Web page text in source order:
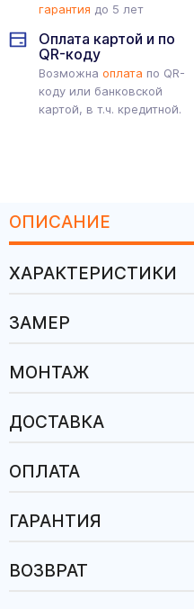
гарантия до 5 лет
Оплата картой и по
QR-коду
Возможна оплата по QR-
коду или банковской
картой, в т.ч. кредитной.
ОПИСАНИЕ
ХАРАКТЕРИСТИКИ
ЗАМЕР
МОНТАЖ
ДОСТАВКА
ОПЛАТА
ГАРАНТИЯ
ВОЗВРАТ